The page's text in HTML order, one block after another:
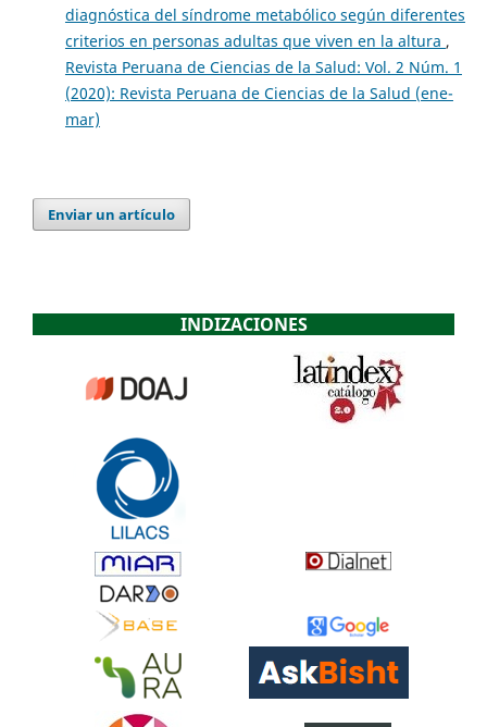
diagnóstica del síndrome metabólico según diferentes
criterios en personas adultas que viven en la altura ,
Revista Peruana de Ciencias de la Salud: Vol. 2 Núm. 1
(2020): Revista Peruana de Ciencias de la Salud (ene-
mar)
Enviar un artículo
INDIZACIONES